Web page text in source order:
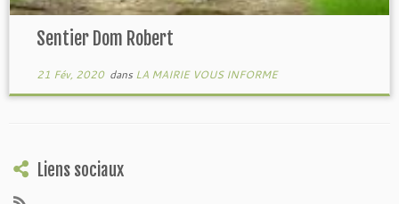
Sentier Dom Robert
21 Fév, 2020dans LA MAIRIE VOUS INFORME
Liens sociaux